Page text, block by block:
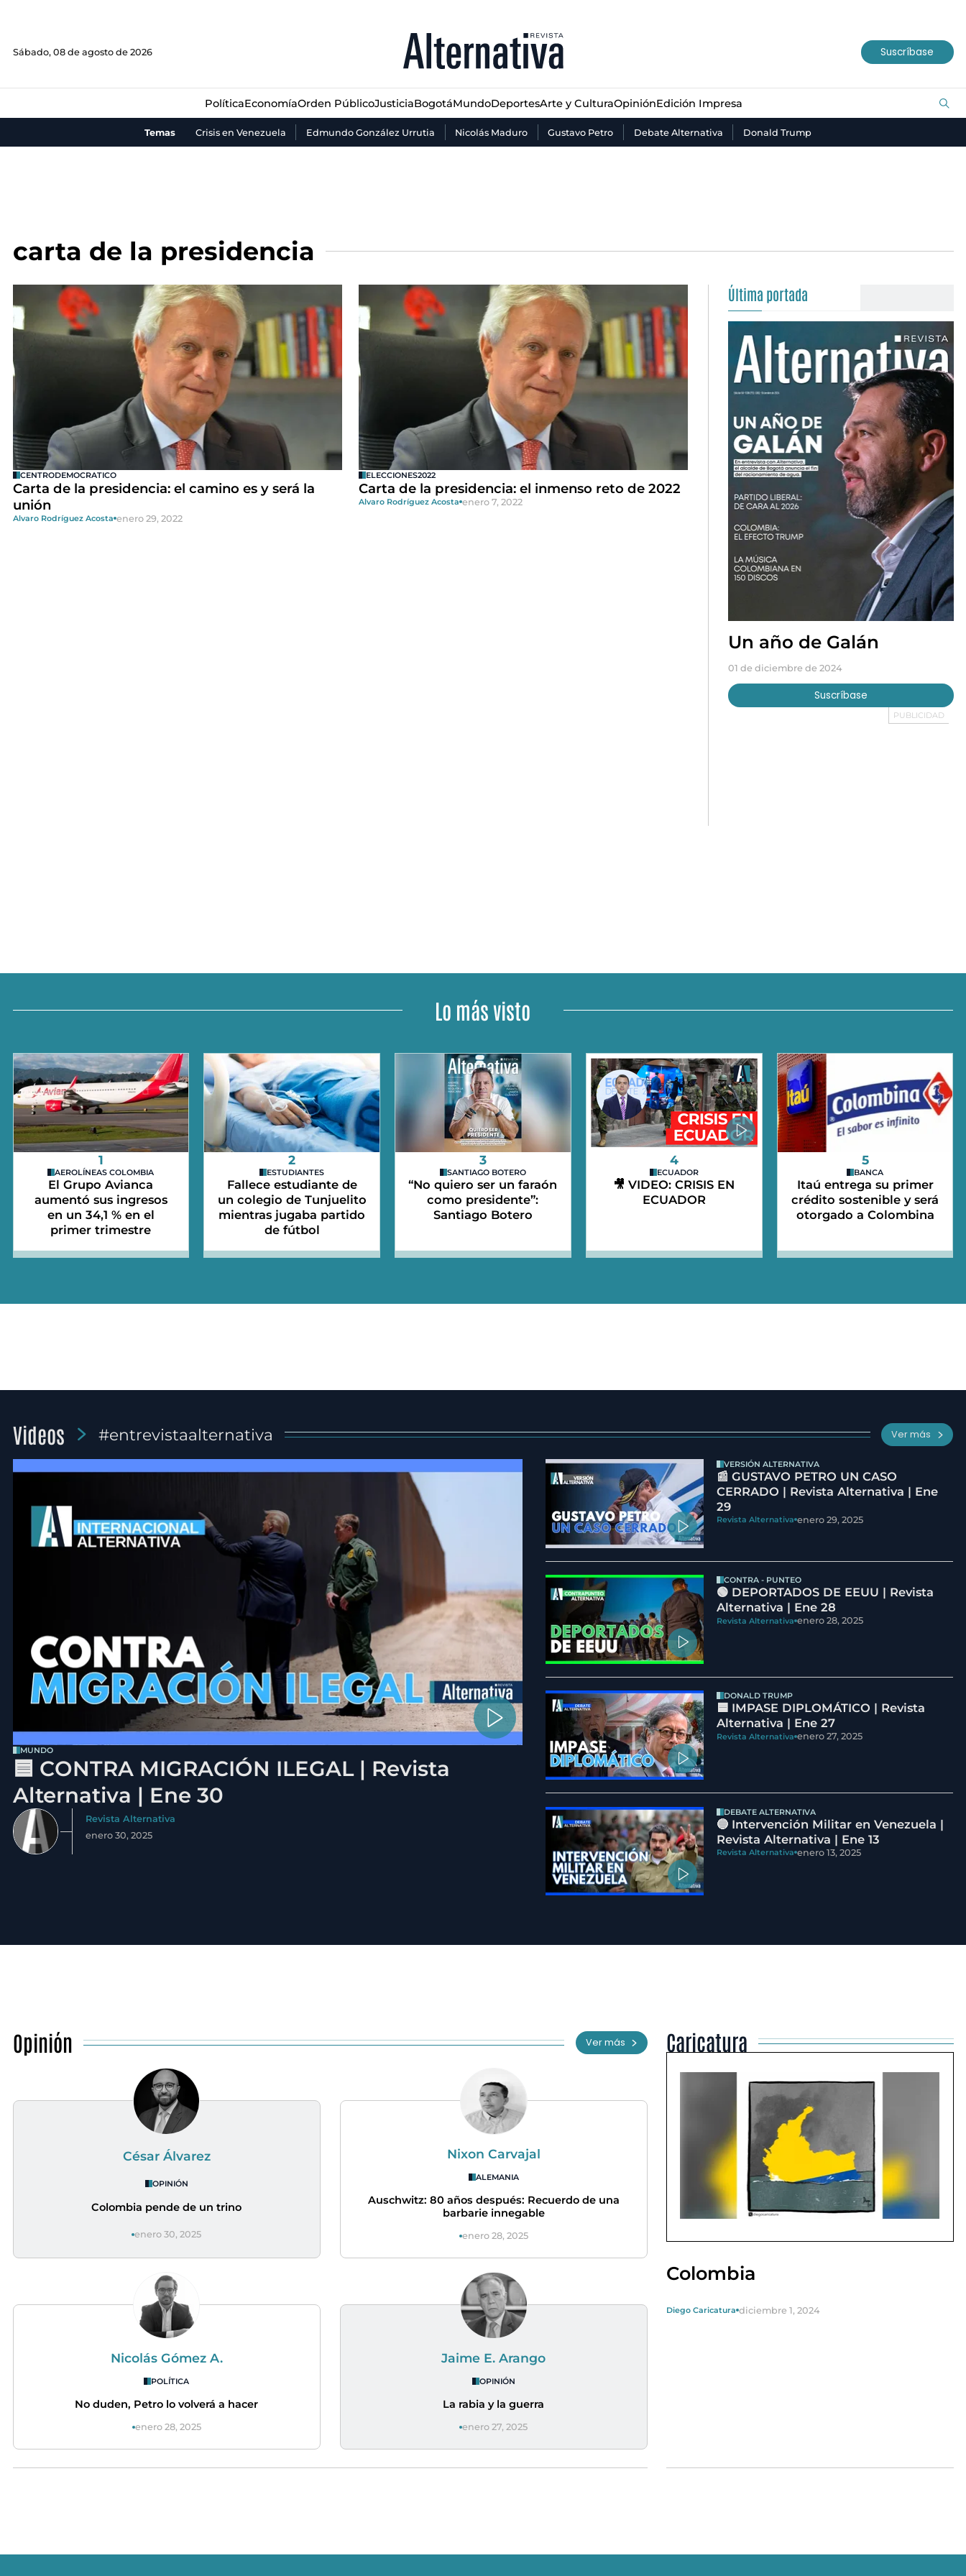
Sábado, 08 de agosto de 2026 Suscríbase
PolíticaEconomíaOrden PúblicoJusticiaBogotáMundoDeportesArte y CulturaOpiniónEdición Impresa
Temas Crisis en Venezuela Edmundo González Urrutia Nicolás Maduro Gustavo Petro Debate Alternativa Donald Trump
JusticiaBogotáMundo Deportes Arte y Cultura
carta de la presidencia
CENTRODEMOCRATICO
Carta de la presidencia: el camino es y será la
unión
Alvaro Rodríguez Acosta enero 29, 2022
ELECCIONES2022
Carta de la presidencia: el inmenso reto de 2022
Alvaro Rodríguez Acosta enero 7, 2022
Última portada
Un año de Galán
01 de diciembre de 2024
Suscríbase
Lo más visto
1
AEROLÍNEAS COLOMBIA
El Grupo Avianca
aumentó sus ingresos
en un 34,1 % en el
primer trimestre
2
ESTUDIANTES
Fallece estudiante de
un colegio de Tunjuelito
mientras jugaba partido
de fútbol
3
SANTIAGO BOTERO
“No quiero ser un faraón
como presidente”:
Santiago Botero
4
ECUADOR
🎥 VIDEO: CRISIS EN
ECUADOR
5
BANCA
Itaú entrega su primer
crédito sostenible y será
otorgado a Colombina
Videos #entrevistaalternativa Ver más
MUNDO
🟦 CONTRA MIGRACIÓN ILEGAL | Revista
Alternativa | Ene 30
Revista Alternativa
enero 30, 2025
VERSIÓN ALTERNATIVA
📰 GUSTAVO PETRO UN CASO
CERRADO | Revista Alternativa | Ene
29
Revista Alternativa enero 29, 2025
CONTRA - PUNTEO
🟢 DEPORTADOS DE EEUU | Revista
Alternativa | Ene 28
Revista Alternativa enero 28, 2025
DONALD TRUMP
🟦 IMPASE DIPLOMÁTICO | Revista
Alternativa | Ene 27
Revista Alternativa enero 27, 2025
DEBATE ALTERNATIVA
🔵 Intervención Militar en Venezuela |
Revista Alternativa | Ene 13
Revista Alternativa enero 13, 2025
Opinión Ver más
César Álvarez
OPINIÓN
Colombia pende de un trino
enero 30, 2025
Nixon Carvajal
ALEMANIA
Auschwitz: 80 años después: Recuerdo de una
barbarie innegable
enero 28, 2025
Nicolás Gómez A.
POLÍTICA
No duden, Petro lo volverá a hacer
enero 28, 2025
Jaime E. Arango
OPINIÓN
La rabia y la guerra
enero 27, 2025
Caricatura
Colombia
Diego Caricatura diciembre 1, 2024